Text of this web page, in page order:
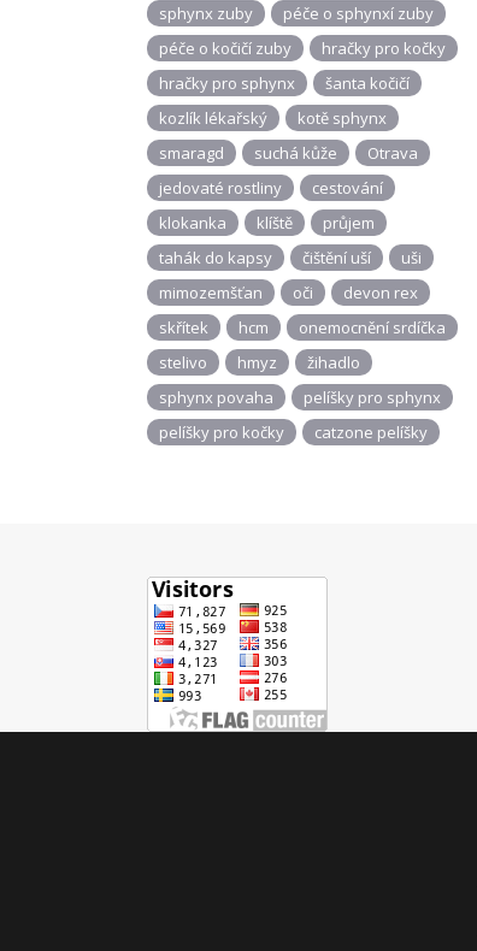
sphynx zuby
péče o sphynxí zuby
péče o kočičí zuby
hračky pro kočky
hračky pro sphynx
šanta kočičí
kozlík lékařský
kotě sphynx
smaragd
suchá kůže
Otrava
jedovaté rostliny
cestování
klokanka
klíště
průjem
tahák do kapsy
čištění uší
uši
mimozemšťan
oči
devon rex
skřítek
hcm
onemocnění srdíčka
stelivo
hmyz
žihadlo
sphynx povaha
pelíšky pro sphynx
pelíšky pro kočky
catzone pelíšky